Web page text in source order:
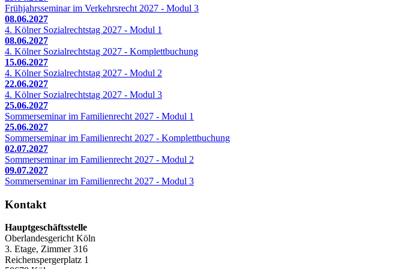
Frühjahrsseminar im Verkehrsrecht 2027 - Modul 3
08.06.2027
4. Kölner Sozialrechtstag 2027 - Modul 1
08.06.2027
4. Kölner Sozialrechtstag 2027 - Komplettbuchung
15.06.2027
4. Kölner Sozialrechtstag 2027 - Modul 2
22.06.2027
4. Kölner Sozialrechtstag 2027 - Modul 3
25.06.2027
Sommerseminar im Familienrecht 2027 - Modul 1
25.06.2027
Sommerseminar im Familienrecht 2027 - Komplettbuchung
02.07.2027
Sommerseminar im Familienrecht 2027 - Modul 2
09.07.2027
Sommerseminar im Familienrecht 2027 - Modul 3
Kontakt
Hauptgeschäftsstelle
Oberlandesgericht Köln
3. Etage, Zimmer 316
Reichenspergerplatz 1